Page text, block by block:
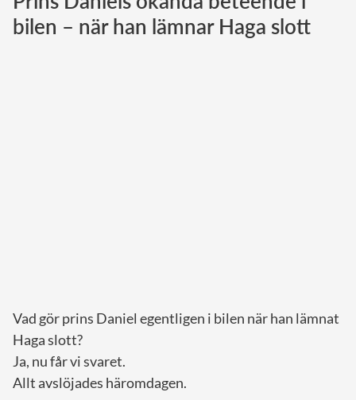
Norska kungahuset
bilen – när han lämnar Haga slott
Vad gör prins Daniel egentligen i bilen när han lämnat
Haga slott?
Ja, nu får vi svaret.
Allt avslöjades häromdagen.